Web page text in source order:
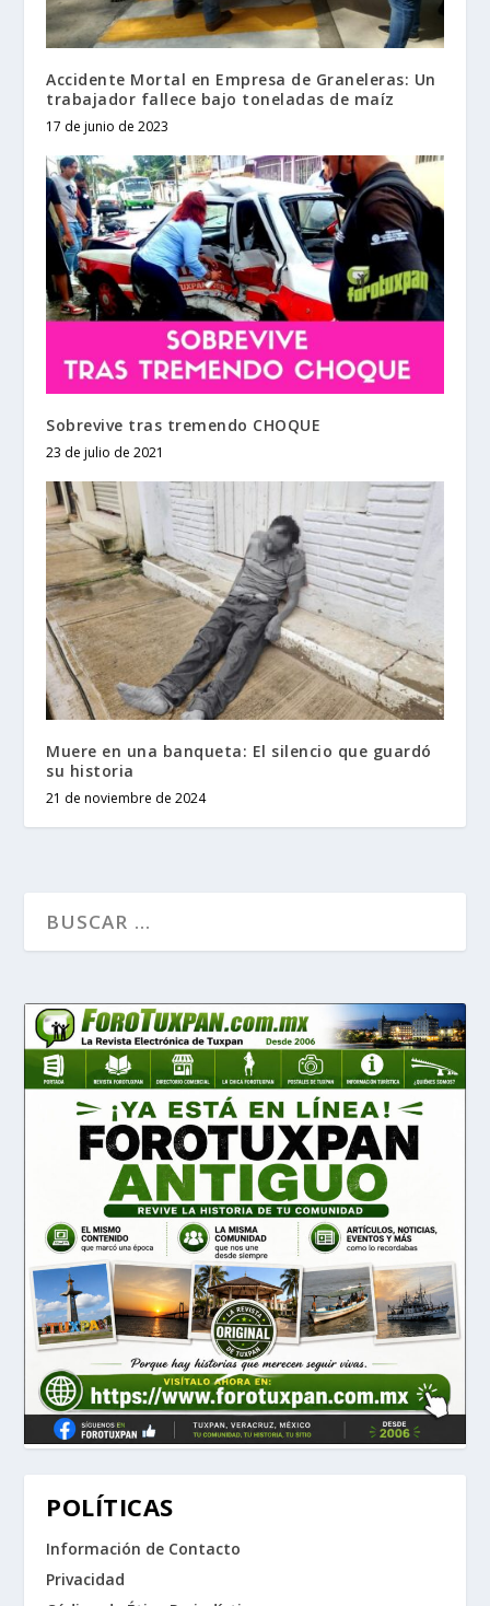
Accidente Mortal en Empresa de Graneleras: Un
trabajador fallece bajo toneladas de maíz
17 de junio de 2023
Sobrevive tras tremendo CHOQUE
23 de julio de 2021
Muere en una banqueta: El silencio que guardó
su historia
21 de noviembre de 2024
POLÍTICAS
Información de Contacto
Privacidad